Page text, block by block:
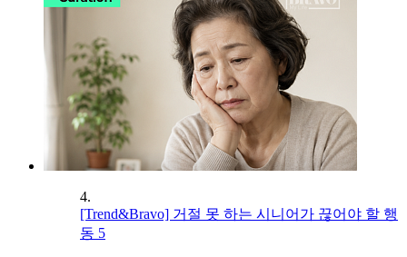
4.
[Trend&Bravo] 거절 못 하는 시니어가 끊어야 할 행
동 5